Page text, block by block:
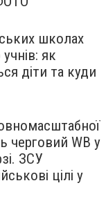
школах
як
діти та куди
черговий WB у
ЗСУ
цілі у